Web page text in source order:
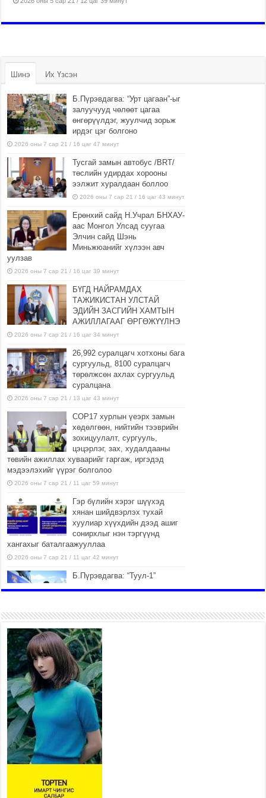
Шинэ Их Үзсэн
Б.Пүрэвдагва: “Урт цагаан”-ыг
залуучууд чөлөөт цагаа
өнгөрүүлдэг, жуулчид зорьж
ирдэг цэг болгоно
2026 оны 7 сар 21 / 16 цаг 47 минут
Тусгай замын автобус /BRT/
төслийн удирдах хорооны
ээлжит хуралдаан боллоо
2026 оны 7 сар 21 / 16 цаг 43 минут
Ерөнхий сайд Н.Учрал БНХАУ-
аас Монгол Улсад суугаа
Элчин сайд Шэнь
Миньжюанийг хүлээн авч
уулзав
2026 оны 7 сар 21 / 16 цаг 39 минут
БҮГД НАЙРАМДАХ
ТАЖИКИСТАН УЛСТАЙ
ЭДИЙН ЗАСГИЙН ХАМТЫН
АЖИЛЛАГААГ ӨРГӨЖҮҮЛНЭ
2026 оны 7 сар 21 / 16 цаг 34 минут
26,992 суралцагч хотхоны бага
сургуульд, 8100 суралцагч
төрөлжсөн ахлах сургуульд
суралцана
2026 оны 7 сар 21 / 13 цаг 43 минут
COP17 хурлын үеэрх замын
хөдөлгөөн, нийтийн тээврийн
зохицуулалт, сургууль,
цэцэрлэг, зах, худалдааны
төвийн ажиллах хуваарийг гаргаж, иргэдэд
мэдээлэхийг үүрэг болголоо
2026 оны 7 сар 21 / 11 цаг 59 минут
Гэр бүлийн хэрэг шүүхэд
хянан шийдвэрлэх тухай
хуулиар хүүхдийн дээд ашиг
сонирхлыг нэн тэргүүнд
хангахыг баталгаажууллаа
2026 оны 7 сар 21 / 11 цаг 42 минут
Б.Пүрэвдагва: “Туул-1”
2026 оны 7 сар 21 / 10 цаг 15 минут
НИЙСЛЭЛ, АЙМГИЙН
УДИРДЛАГУУДЫН АЖЛЫГ
ХҮНД СУРТЛЫГ БУУРУУЛЖ,
ИРГЭД, АЖ АХУЙН НЭГЖИЙН
АЧААГ ХЭРХЭН ХӨНГӨЛСНӨӨР ДҮГНЭНЭ
2026 оны 7 сар 21 / 10 цаг 09 минут
Байнгын хорооны дарга
М.Мандхай Цөлжилттэй
тэмцэх тухай НҮБ-ын
конвенцын талуудын 17 дугаар
бага хурал (СОР17)-ын бэлтгэл ажлын явцтай
танилцлаа
2026 оны 7 сар 21 / 10 цаг 03 минут